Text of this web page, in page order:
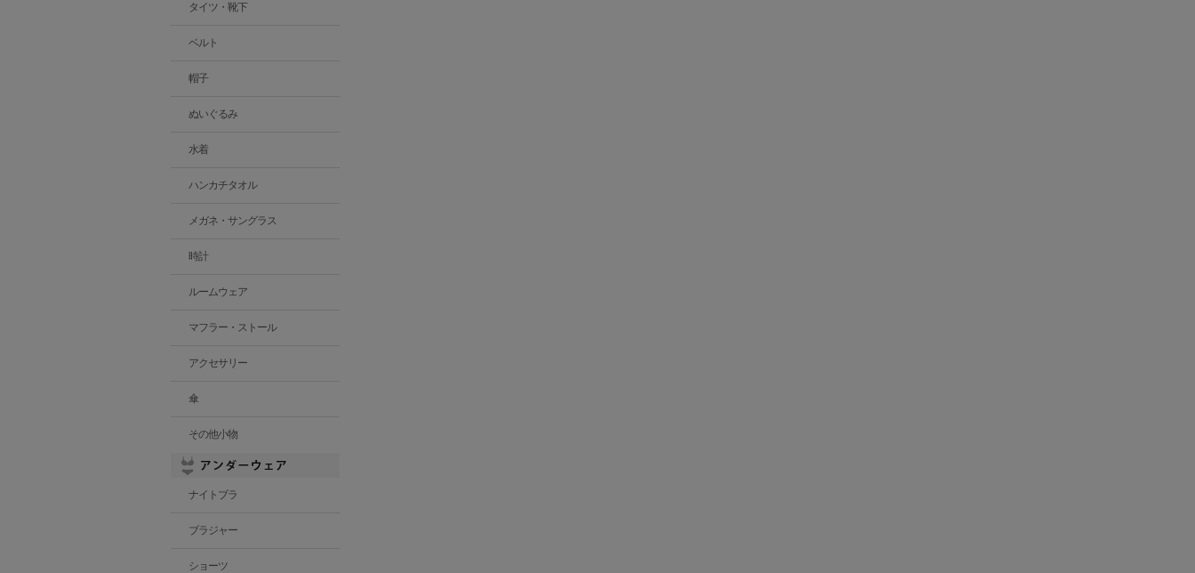
タイツ・靴下
ベルト
帽子
ぬいぐるみ
水着
ハンカチタオル
メガネ・サングラス
時計
ルームウェア
マフラー・ストール
アクセサリー
傘
その他小物
ナイトブラ
ブラジャー
ショーツ